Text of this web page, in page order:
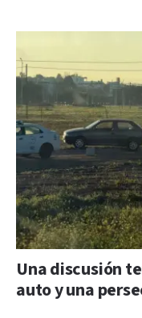
Una discusión
auto y una